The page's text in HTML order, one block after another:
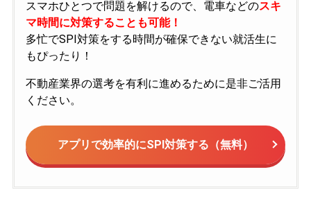
スマホひとつで問題を解けるので、電車などのスキ
マ時間に対策することも可能！
多忙でSPI対策をする時間が確保できない就活生に
もぴったり！
不動産業界の選考を有利に進めるために是非ご活用
ください。
アプリで効率的にSPI対策する（無料）